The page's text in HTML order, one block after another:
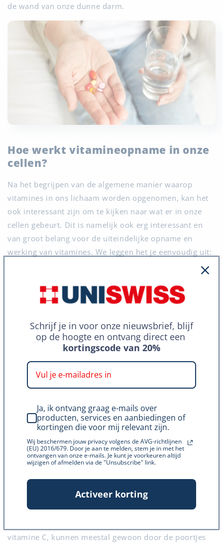
de wand van onze dunne darm.
Hoe werkt vitamineopname in onze
cellen?
Na het begrijpen van de algemene manier waarop
vitamines in ons lichaam worden opgenomen, kan het
ook interessant zijn om te kijken naar wat er in onze
cellen gebeurt. Dit is namelijk ook erg interessant en
van groot belang voor de uiteindelijke opname en
werking van vitamines. We leggen het je eenvoudig uit:
Stel je voor dat vitamines kleine reizigers zijn die een
lange reis maken. Ze beginnen hun reis in ons voedsel
en moeten helemaal naar onze bloedbaan reizen. Om
daar te komen, moeten ze uiteindelijk door de muren
van onze darmcellen dringen.
Deze cellen, die we ook wel darmcellen noemen,
hebben een soort poortjes die alleen bepaalde dingen
ze van onze darmen naar onze bloedbaan kunnen
reizen.
Hoe komen de vitamines door de
poortjes?
manieren, afhankelijk van het soort vitamine die de
vitamine C, kunnen meestal gewoon door de poortjes
Schrijf je in voor onze nieuwsbrief, blijf
op de hoogte en ontvang direct een
kortingscode van 20%
Ja, ik ontvang graag e-mails over
producten, services en aanbiedingen of
kortingen die voor mij relevant zijn.
Wij beschermen jouw privacy volgens de AVG-richtlijnen
(EU) 2016/679. Door je aan te melden, stem je in met het
ontvangen van onze e-mails. Je kunt je voorkeuren altijd
wijzigen of afmelden via de "Unsubscribe" link.
Activeer korting